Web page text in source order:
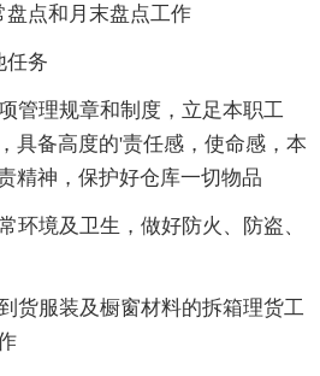
点和月末盘点工作
务
理规章和制度，立足本职工
具备高度的'责任感，使命感，本
精神，保护好仓库一切物品
境及卫生，做好防火、防盗、
服装及橱窗材料的拆箱理货工